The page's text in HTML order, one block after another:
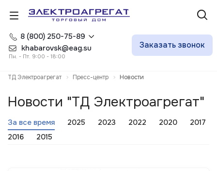
8 (800) 250-75-89
khabarovsk@eag.su
Пн. - Пт. 9:00 - 18:00
Заказать звонок
ТД Электроагрегат Пресс-центр Новости
Новости "ТД Электроагрегат"
За все время 2025 2023 2022 2020
2017
2016
2015